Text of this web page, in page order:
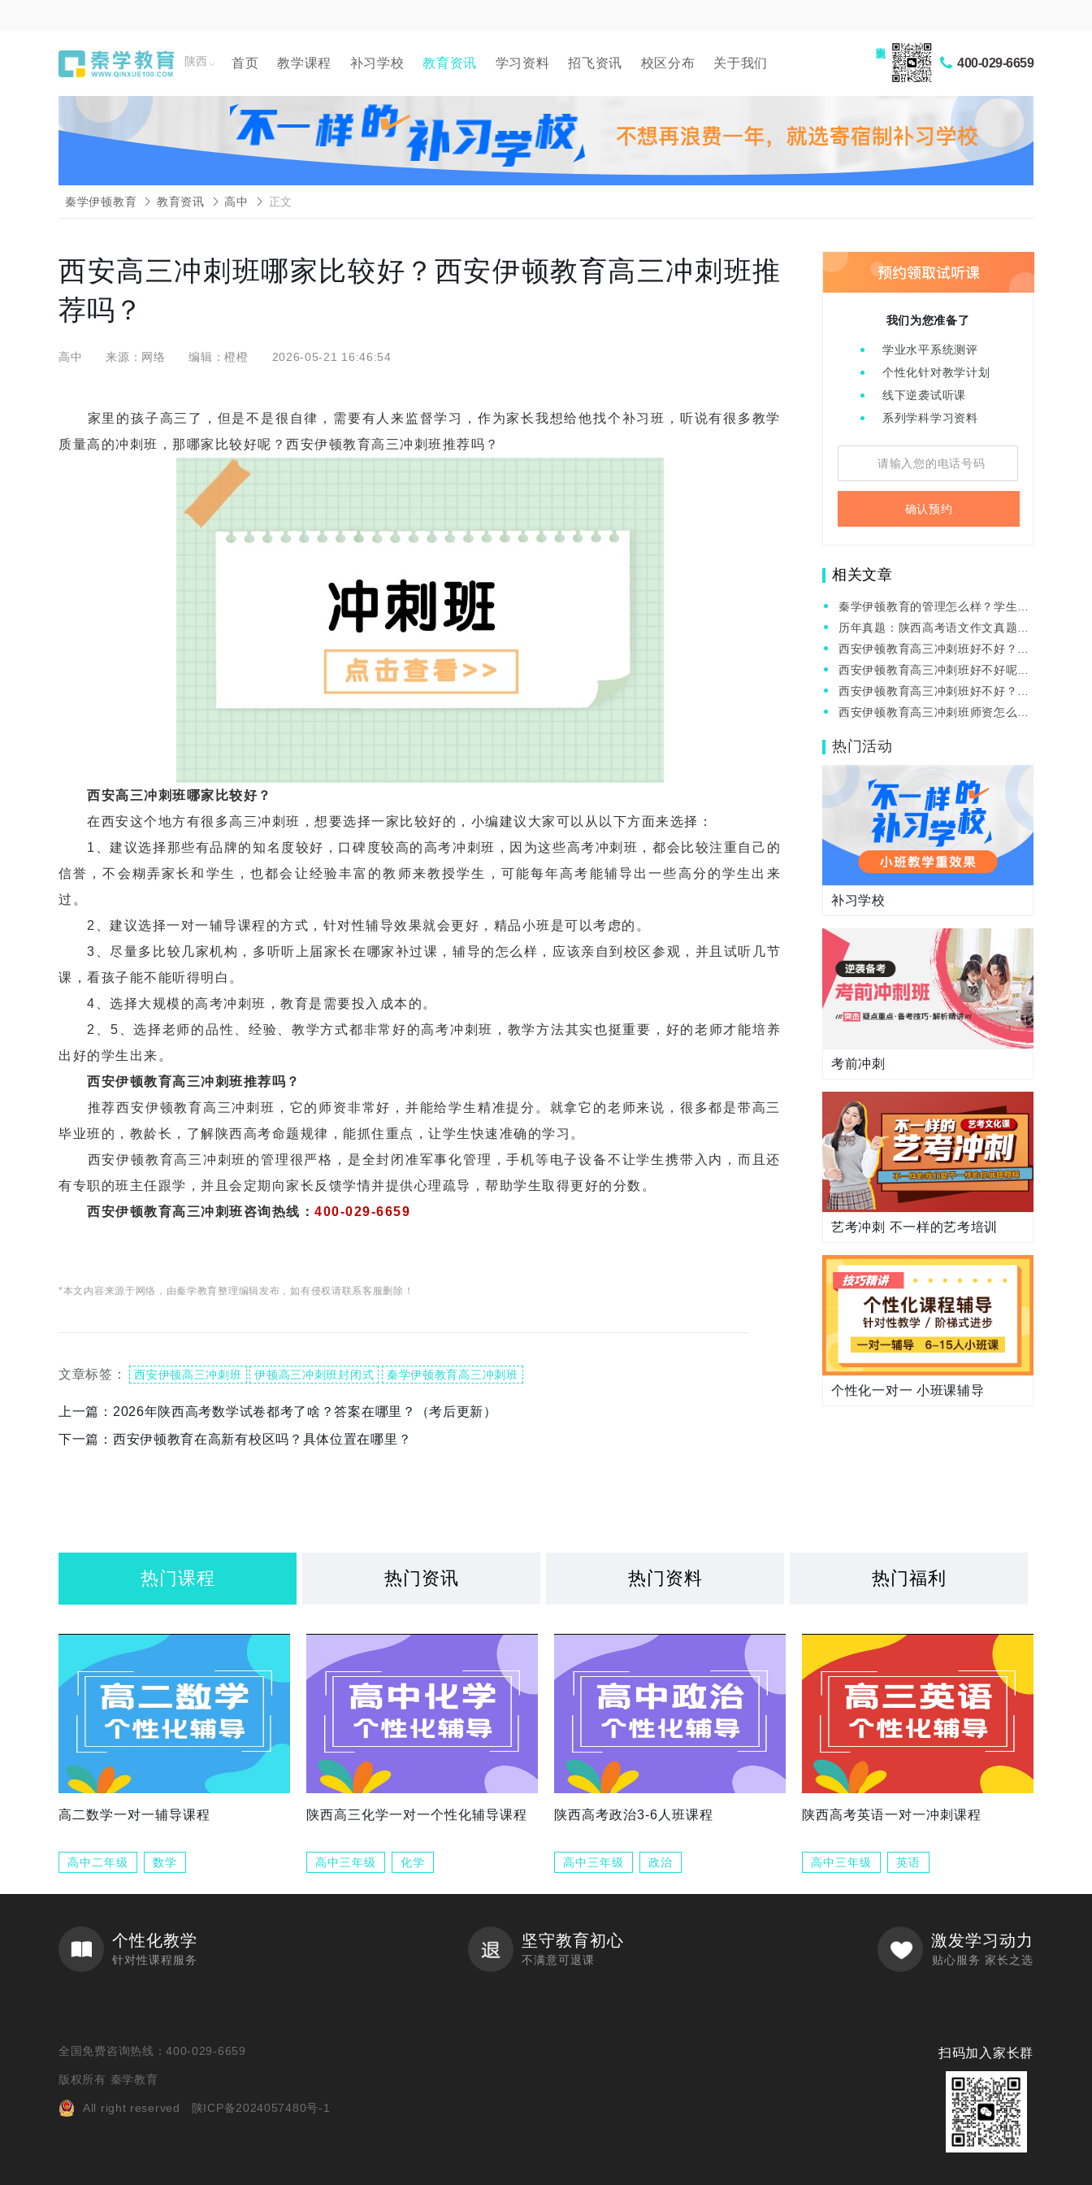
陕西 首页 教学课程 补习学校 教育资讯 学习资料 招飞资讯 校区分布 关于我们 400-029-6659
秦学伊顿教育 教育资讯 高中 正文
西安高三冲刺班哪家比较好？西安伊顿教育高三冲刺班推
荐吗？
高中 来源：网络 编辑：橙橙 2026-05-21 16:46:54
家里的孩子高三了，但是不是很自律，需要有人来监督学习，作为家长我想给他找个补习班，听说有很多教学
质量高的冲刺班，那哪家比较好呢？西安伊顿教育高三冲刺班推荐吗？
西安高三冲刺班哪家比较好？
在西安这个地方有很多高三冲刺班，想要选择一家比较好的，小编建议大家可以从以下方面来选择：
1、建议选择那些有品牌的知名度较好，口碑度较高的高考冲刺班，因为这些高考冲刺班，都会比较注重自己的
信誉，不会糊弄家长和学生，也都会让经验丰富的教师来教授学生，可能每年高考能辅导出一些高分的学生出来
过。
2、建议选择一对一辅导课程的方式，针对性辅导效果就会更好，精品小班是可以考虑的。
3、尽量多比较几家机构，多听听上届家长在哪家补过课，辅导的怎么样，应该亲自到校区参观，并且试听几节
课，看孩子能不能听得明白。
4、选择大规模的高考冲刺班，教育是需要投入成本的。
2、5、选择老师的品性、经验、教学方式都非常好的高考冲刺班，教学方法其实也挺重要，好的老师才能培养
出好的学生出来。
西安伊顿教育高三冲刺班推荐吗？
推荐西安伊顿教育高三冲刺班，它的师资非常好，并能给学生精准提分。就拿它的老师来说，很多都是带高三
毕业班的，教龄长，了解陕西高考命题规律，能抓住重点，让学生快速准确的学习。
西安伊顿教育高三冲刺班的管理很严格，是全封闭准军事化管理，手机等电子设备不让学生携带入内，而且还
有专职的班主任跟学，并且会定期向家长反馈学情并提供心理疏导，帮助学生取得更好的分数。
西安伊顿教育高三冲刺班咨询热线： 400-029-6659
*本文内容来源于网络，由秦学教育整理编辑发布，如有侵权请联系客服删除！
文章标签： 西安伊顿高三冲刺班 伊顿高三冲刺班封闭式 秦学伊顿教育高三冲刺班
上一篇： 2026年陕西高考数学试卷都考了啥？答案在哪里？（考后更新）
下一篇： 西安伊顿教育在高新有校区吗？具体位置在哪里？
我们为您准备了
学业水平系统测评
个性化针对教学计划
线下逆袭试听课
系列学科学习资料
确认预约
相关文章
秦学伊顿教育的管理怎么样？学生能
带手机进校园吗？
历年真题：陕西高考语文作文真题汇
总（21年-25年）
西安伊顿教育高三冲刺班好不好？老
师教的怎么样？
西安伊顿教育高三冲刺班好不好呢？
高三学生是否需要补课？
西安伊顿教育高三冲刺班好不好？高
三最后一个学期会提分吗？
西安伊顿教育高三冲刺班师资怎么
热门活动
补习学校
考前冲刺
艺考冲刺 不一样的艺考培训
个性化一对一 小班课辅导
热门课程 热门资讯 热门资料 热门福利
高二数学一对一辅导课程
高中二年级 数学
陕西高三化学一对一个性化辅导课程
高中三年级 化学
陕西高考政治3-6人班课程
高中三年级 政治
陕西高考英语一对一冲刺课程
高中三年级 英语
个性化教学
针对性课程服务
坚守教育初心
不满意可退课
激发学习动力
贴心服务 家长之选
全国免费咨询热线：400-029-6659
版权所有 秦学教育
All right reserved 陕ICP备2024057480号-1
扫码加入家长群